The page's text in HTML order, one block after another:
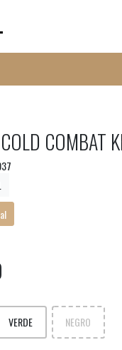
COMBAT
VERDE NEGRO